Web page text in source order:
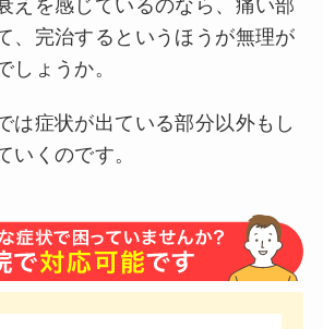
えを感じているのなら、痛い部
、完治するというほうが無理が
しょうか。
は症状が出ている部分以外もし
いくのです。